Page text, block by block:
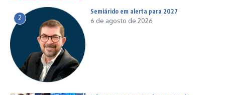
2
Semiárido em alerta para 2027
6 de agosto de 2026